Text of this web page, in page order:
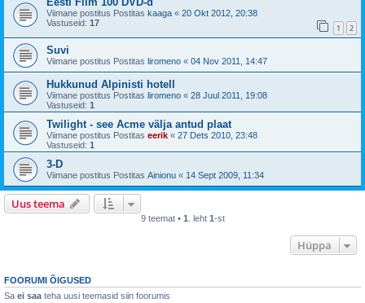
Viimane postitus Postitas kaaga « 20 Okt 2012, 20:38
Vastuseid: 17 1 2
Suvi
Viimane postitus Postitas liromeno « 04 Nov 2011, 14:47
Hukkunud Alpinisti hotell
Viimane postitus Postitas liromeno « 28 Juul 2011, 19:08
Vastuseid: 1
Twilight - see Acme välja antud plaat
Viimane postitus Postitas eerik « 27 Dets 2010, 23:48
Vastuseid: 1
3-D
Viimane postitus Postitas Ainionu « 14 Sept 2009, 11:34
Uus teema
9 teemat • 1 . leht 1-st
Hüppa
FOORUMI ÕIGUSED
Sa ei saa teha uusi teemasid siin foorumis